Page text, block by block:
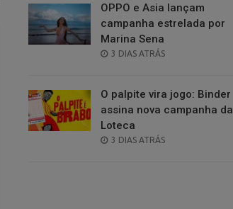
OPPO e Asia lançam
campanha estrelada por
Marina Sena
POSTED
3 DIAS ATRÁS
O palpite vira jogo: Binder
assina nova campanha da
Loteca
POSTED
3 DIAS ATRÁS